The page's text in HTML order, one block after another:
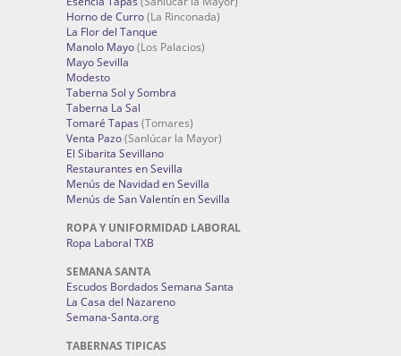
Horno de Curro(La Rinconada)
La Flor del Tanque
Manolo Mayo(Los Palacios)
Mayo Sevilla
Modesto
Taberna Sol y Sombra
Taberna La Sal
Tomaré Tapas (Tomares)
Venta Pazo(Sanlúcar la Mayor)
El Sibarita Sevillano
Restaurantes en Sevilla
Menús de Navidad en Sevilla
Menús de San Valentín en Sevilla
ROPA Y UNIFORMIDAD LABORAL
Ropa Laboral TXB
SEMANA SANTA
Escudos Bordados Semana Santa
La Casa del Nazareno
Semana-Santa.org
TABERNAS TIPICAS